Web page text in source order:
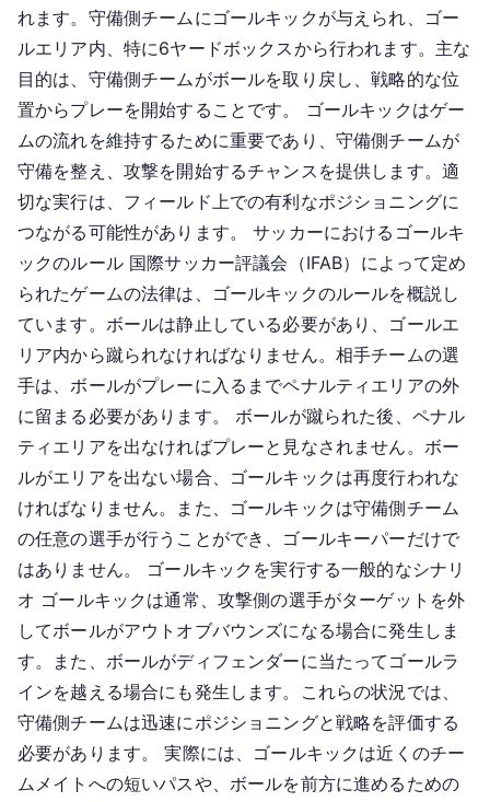
れます。守備側チームにゴールキックが与えられ、ゴー
ルエリア内、特に6ヤードボックスから行われます。主な
目的は、守備側チームがボールを取り戻し、戦略的な位
置からプレーを開始することです。 ゴールキックはゲー
ムの流れを維持するために重要であり、守備側チームが
守備を整え、攻撃を開始するチャンスを提供します。適
切な実行は、フィールド上での有利なポジショニングに
つながる可能性があります。 サッカーにおけるゴールキ
ックのルール 国際サッカー評議会（IFAB）によって定め
られたゲームの法律は、ゴールキックのルールを概説し
ています。ボールは静止している必要があり、ゴールエ
リア内から蹴られなければなりません。相手チームの選
手は、ボールがプレーに入るまでペナルティエリアの外
に留まる必要があります。 ボールが蹴られた後、ペナル
ティエリアを出なければプレーと見なされません。ボー
ルがエリアを出ない場合、ゴールキックは再度行われな
ければなりません。また、ゴールキックは守備側チーム
の任意の選手が行うことができ、ゴールキーパーだけで
はありません。 ゴールキックを実行する一般的なシナリ
オ ゴールキックは通常、攻撃側の選手がターゲットを外
してボールがアウトオブバウンズになる場合に発生しま
す。また、ボールがディフェンダーに当たってゴールラ
インを越える場合にも発生します。これらの状況では、
守備側チームは迅速にポジショニングと戦略を評価する
必要があります。 実際には、ゴールキックは近くのチー
ムメイトへの短いパスや、ボールを前方に進めるための